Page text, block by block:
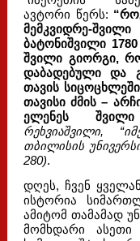
ავტორი წერს:
მემკვიდრე-
ბატონიშვილი
შვილი გიორგი,
დაბადებული და
თავის
თავისი ძმის –
ელენეს
რეხვიაშვილი,
თბილისის
280).
დღეს, ჩვენ
ისტორია
ამიტომ თამამად
მომხდარი ასეთი